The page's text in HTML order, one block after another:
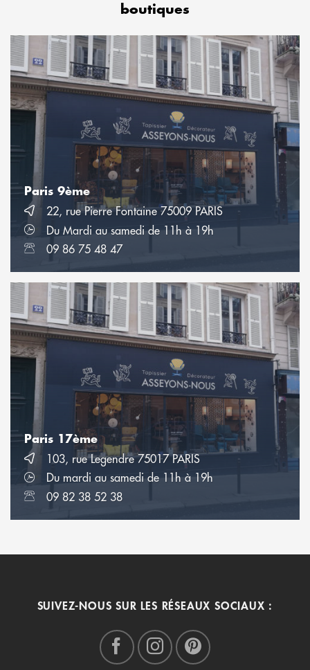
boutiques
Paris 9ème
22, rue Pierre Fontaine 75009 PARIS
Du Mardi au samedi de 11h à 19h
09 86 75 48 47
Paris 17ème
103, rue Legendre 75017 PARIS
Du mardi au samedi de 11h à 19h
09 82 38 52 38
SUIVEZ-NOUS SUR LES RÉSEAUX SOCIAUX :